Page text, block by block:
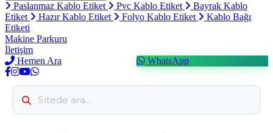
Paslanmaz Kablo Etiket Pvc Kablo Etiket
Bayrak Kablo
Etiket
Hazır Kablo Etiket Folyo Kablo Etiket
Kablo Bağı
Etiketi
Makine Parkuru
İletişim
Hemen Ara
WhatsApp